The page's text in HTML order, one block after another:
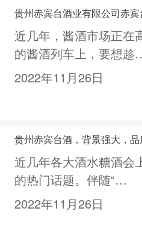
贵州赤宾台酒业有限公司赤
近几年，酱酒市场正在
的酱酒列车上，要想趁
2022年11月26日
贵州赤宾台酒，背景强大，
近几年各大酒水糖酒会
的热门话题。伴随“…
2022年11月26日